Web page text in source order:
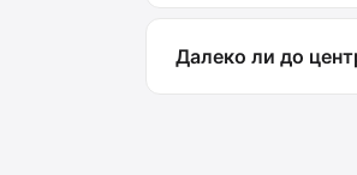
Далеко ли до